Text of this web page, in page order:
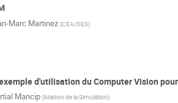
Marc Martinez (CEA/DES)
d'utilisation du Computer Vision
Mancip (Maison de la Simulation)